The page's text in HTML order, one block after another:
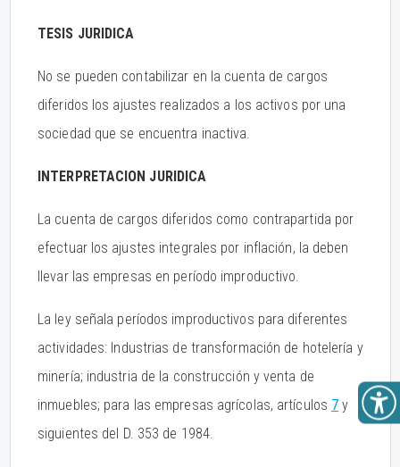
TESIS JURIDICA
No se pueden contabilizar en la cuenta de cargos
diferidos los ajustes realizados a los activos por una
sociedad que se encuentra inactiva.
INTERPRETACION JURIDICA
La cuenta de cargos diferidos como contrapartida por
efectuar los ajustes integrales por inflación, la deben
llevar las empresas en período improductivo.
La ley señala períodos improductivos para diferentes
actividades: Industrias de transformación de hotelería y
minería; industria de la construcción y venta de
inmuebles; para las empresas agrícolas, artículos 7 y
siguientes del D. 353 de 1984.